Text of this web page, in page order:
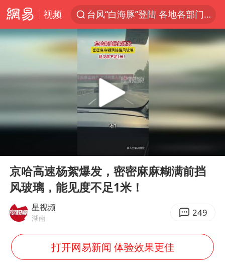
视频
台风“白海豚”登陆 各地各部门全力应对
白海豚雨量超越利奇马、巴威
人形机器人第一股
上海地铁4条线路全线停运
宇树申购 中一签有望赚20万元
4.2平卫生间补漏注胶花1.55万
白海豚路径图
律师谈贾冰私人饭局被偷拍
NBA传奇教练老尼尔森去世
Play
京哈高速杨絮爆发，密密麻麻糊满前挡
风玻璃，能见度不足1米！
星视频
湖南 249
打开网易新闻 体验效果更佳